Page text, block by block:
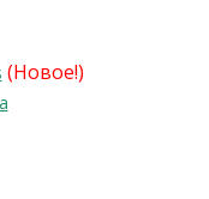
(Новое!)